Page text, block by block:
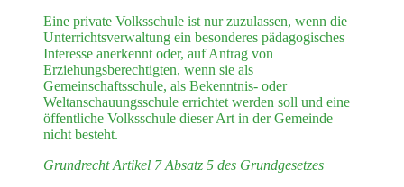
Eine private Volksschule ist nur zuzulassen, wenn die
Unterrichtsverwaltung ein besonderes pädagogisches
Interesse anerkennt oder, auf Antrag von
Erziehungsberechtigten, wenn sie als
Gemeinschaftsschule, als Bekenntnis- oder
Weltanschauungsschule errichtet werden soll und eine
öffentliche Volksschule dieser Art in der Gemeinde
nicht besteht.
Grundrecht Artikel 7 Absatz 5 des Grundgesetzes